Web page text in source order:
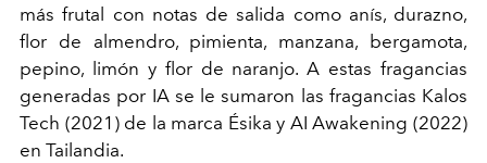
más frutal con notas de salida como anís, durazno,
flor de almendro, pimienta, manzana, bergamota,
pepino, limón y flor de naranjo. A estas fragancias
generadas por IA se le sumaron las fragancias Kalos
Tech (2021) de la marca Ésika y AI Awakening (2022)
en Tailandia.